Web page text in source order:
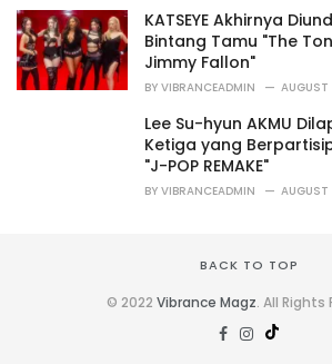
KATSEYE Akhirnya
Bintang Tamu "The
Jimmy Fallon"
BY VIBRANCEADMIN
Lee Su-hyun AKMU
Ketiga yang
"J-POP REMAKE"
BY VIBRANCEADMIN
BACK TO TOP
© 2022 Vibrance Magz. All Rights